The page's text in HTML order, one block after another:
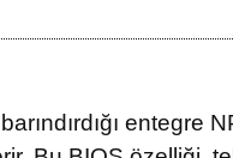
entegre